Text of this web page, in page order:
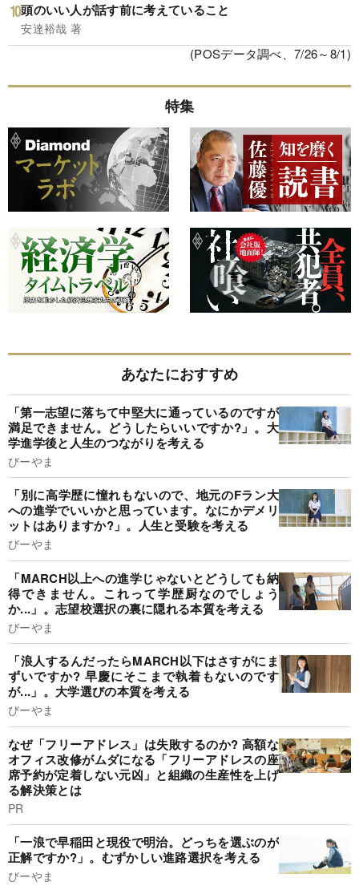
頭のいい人が話す前に考えていること
安達裕哉 著
(POSデータ調べ、7/26～8/1)
特集
あなたにおすすめ
「第一志望に落ちて中堅大に通っているのですが
満足できません。どうしたらいいですか?」。大
学進学後と人生のつながりを考える
びーやま
「別に高学歴に憧れもないので、地元のFラン大
への進学でいいかと思っています。なにかデメリ
ットはありますか?」。人生と受験を考える
びーやま
「MARCH以上への進学じゃないとどうしても納
得できません。これって学歴厨なのでしょう
か...」。志望校選択の裏に隠れる本質を考える
びーやま
「浪人するんだったらMARCH以下はさすがにま
ずいですか? 早慶にそこまで執着もないのです
が...」。大学選びの本質を考える
びーやま
なぜ「フリーアドレス」は失敗するのか? 高額な
オフィス改修がムダになる「フリーアドレスの座
席予約が定着しない元凶」と組織の生産性を上げ
る解決策とは
PR
「一浪で早稲田と現役で明治。どっちを選ぶのが
正解ですか?」。むずかしい進路選択を考える
びーやま